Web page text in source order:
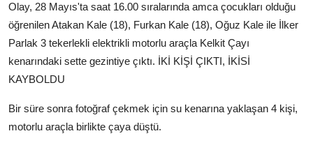
Olay, 28 Mayıs'ta saat 16.00 sıralarında amca çocukları olduğu
öğrenilen Atakan Kale (18), Furkan Kale (18), Oğuz Kale ile İlker
Parlak 3 tekerlekli elektrikli motorlu araçla Kelkit Çayı
kenarındaki sette gezintiye çıktı. İKİ KİŞİ ÇIKTI, İKİSİ
KAYBOLDU
Bir süre sonra fotoğraf çekmek için su kenarına yaklaşan 4 kişi,
motorlu araçla birlikte çaya düştü.